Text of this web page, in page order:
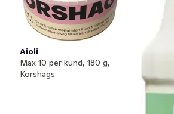
Aioli
Max 10 per kund, 180 g,
Korshags